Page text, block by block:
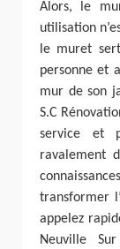
Alors, le
utilisation
le muret
personne et
mur de son
S.C
service et
ravalement
transformer
appelez
Neuville